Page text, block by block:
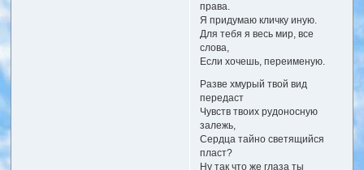
права.
Я придумаю кличку иную.
Для тебя я весь мир, все
слова,
Если хочешь, переименую.
Разве хмурый твой вид
передаст
Чувств твоих рудоносную
залежь,
Сердца тайно светящийся
пласт?
Ну так что же глаза ты